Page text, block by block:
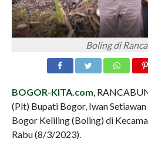
Boling di
BOGOR-KITA.com ,
(Plt) Bupati Bogor, Iwan
Bogor Keliling (Boling) di
Rabu (8/3/2023).